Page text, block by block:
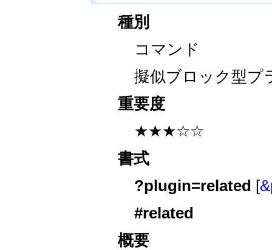
種別
コマンド
擬似ブロック型プ
重要度
★★★☆☆
書式
?plugin=related [
#related
概要